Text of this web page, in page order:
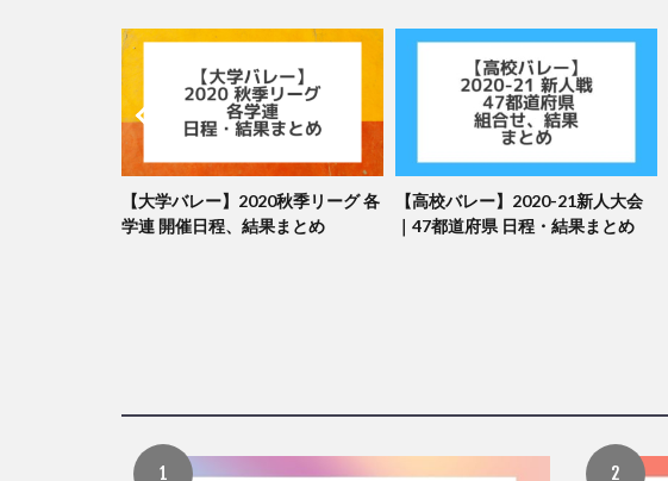
【大学バレー】2020秋季リーグ 各
学連 開催日程、結果まとめ
【高校バレー】2020-21新人大会
｜47都道府県 日程・結果まとめ